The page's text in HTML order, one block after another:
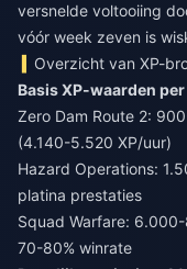
versnelde voltooiing
vóór week zeven is
Overzicht van XP-
Basis XP-waarden
Zero Dam Route 2:
(4.140-5.520 XP/uur)
Hazard Operations:
platina prestaties
Squad Warfare:
70-80% winrate